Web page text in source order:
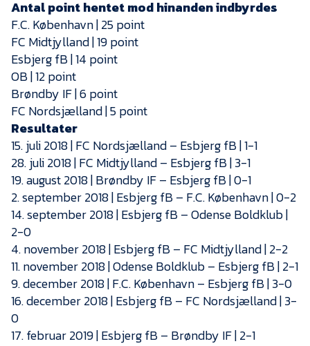
Antal point hentet mod hinanden indbyrdes
F.C. København | 25 point
FC Midtjylland | 19 point
Esbjerg fB | 14 point
OB | 12 point
Brøndby IF | 6 point
FC Nordsjælland | 5 point
Resultater
15. juli 2018 | FC Nordsjælland – Esbjerg fB | 1-1
28. juli 2018 | FC Midtjylland – Esbjerg fB | 3-1
19. august 2018 | Brøndby IF – Esbjerg fB | 0-1
2. september 2018 | Esbjerg fB – F.C. København | 0-2
14. september 2018 | Esbjerg fB – Odense Boldklub |
2-0
4. november 2018 | Esbjerg fB – FC Midtjylland | 2-2
11. november 2018 | Odense Boldklub – Esbjerg fB | 2-1
9. december 2018 | F.C. København – Esbjerg fB | 3-0
16. december 2018 | Esbjerg fB – FC Nordsjælland | 3-
0
17. februar 2019 | Esbjerg fB – Brøndby IF | 2-1